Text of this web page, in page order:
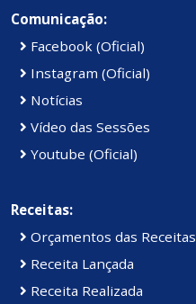
Comunicação:
Facebook (Oficial)
Instagram (Oficial)
Notícias
Vídeo das Sessões
Youtube (Oficial)
Receitas:
Orçamentos das Receitas
Receita Lançada
Receita Realizada